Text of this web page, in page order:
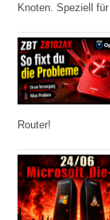
Knoten. Speziell
Router!